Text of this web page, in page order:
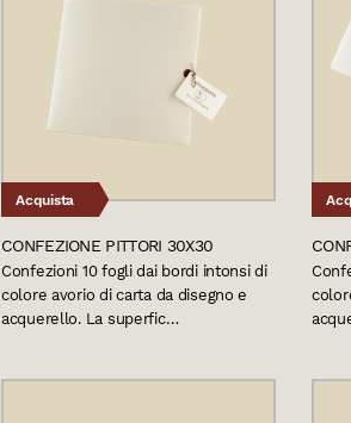
Acquista
CONFEZIONE PITTORI 30X30
Confezioni 10 fogli dai bordi intonsi di
colore avorio di carta da disegno e
acquerello. La superfic…